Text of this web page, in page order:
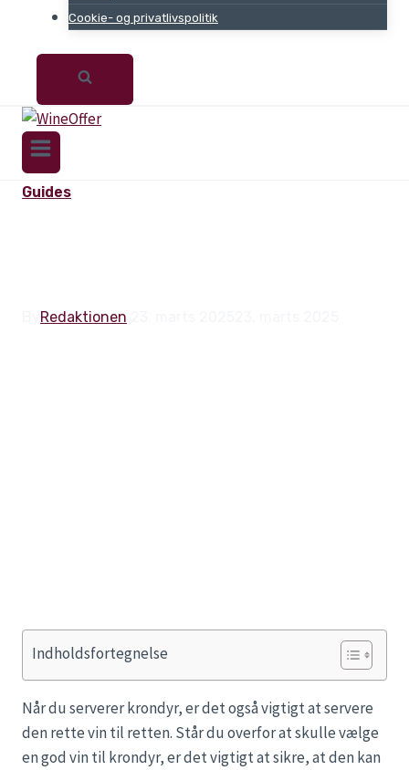
Cookie- og privatlivspolitik
Guides
Redaktionen
Indholdsfortegnelse
Når du serverer krondyr, er det også vigtigt at servere
den rette vin til retten. Står du overfor at skulle vælge
en god vin til krondyr, er det vigtigt at sikre, at den kan